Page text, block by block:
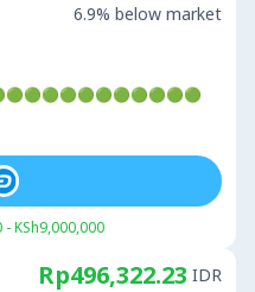
6.9% below market
- KSh9,000,000
Rp496,322.23 IDR